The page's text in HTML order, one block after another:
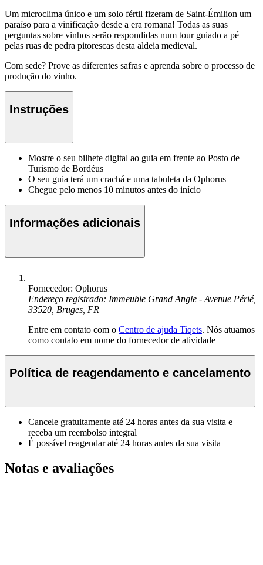
Um microclima único e um solo fértil fizeram de Saint-Émilion um
paraíso para a vinificação desde a era romana! Todas as suas
perguntas sobre vinhos serão respondidas num tour guiado a pé
pelas ruas de pedra pitorescas desta aldeia medieval.
Com sede? Prove as diferentes safras e aprenda sobre o processo de
produção do vinho.
Instruções
Mostre o seu bilhete digital ao guia em frente ao Posto de
Turismo de Bordéus
O seu guia terá um crachá e uma tabuleta da Ophorus
Chegue pelo menos 10 minutos antes do início
Informações adicionais
Fornecedor: Ophorus
Endereço registrado: Immeuble Grand Angle - Avenue Périé,
33520, Bruges, FR
Entre em contato com o Centro de ajuda Tiqets. Nós atuamos
como contato em nome do fornecedor de atividade
Política de reagendamento e cancelamento
Cancele gratuitamente até 24 horas antes da sua visita e
receba um reembolso integral
É possível reagendar até 24 horas antes da sua visita
Notas e avaliações